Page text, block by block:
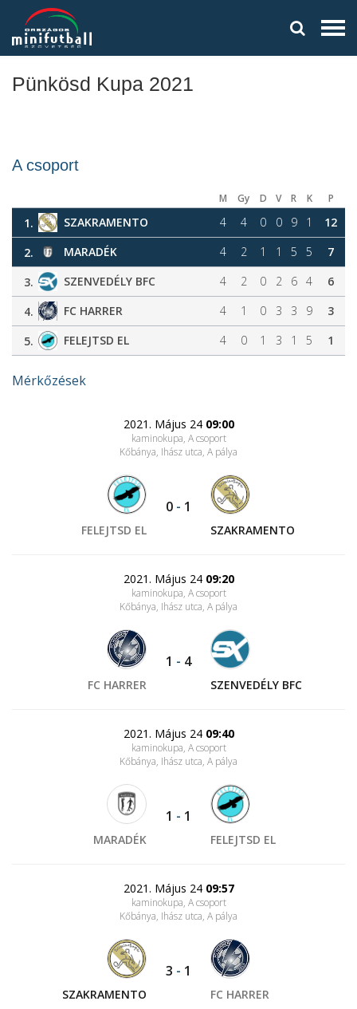
Pünkösd Kupa 2021
A csoport
M Gy D V R K P
1. SZAKRAMENTO 4 4 0 0 9 1
12
2.
MARADÉK 4 2 1 1 5 5
7
3.
SZENVEDÉLY BFC 4 2 0 2 6 4
6
4.
FC HARRER 4 1 0 3 3 9
3
5.
FELEJTSD EL 4 0 1 3 1 5 1
Mérkőzések
2021. Május 24 09:00
kaminokupa, A csoport
Kőbánya, Ihász utca, A pálya
FELEJTSD EL
0 - 1
SZAKRAMENTO
2021. Május 24 09:20
kaminokupa, A csoport
Kőbánya, Ihász utca, A pálya
FC HARRER
1 - 4
SZENVEDÉLY BFC
2021. Május 24 09:40
kaminokupa, A csoport
Kőbánya, Ihász utca, A pálya
MARADÉK
1 - 1
FELEJTSD EL
2021. Május 24 09:57
kaminokupa, A csoport
Kőbánya, Ihász utca, A pálya
SZAKRAMENTO
3 - 1
FC HARRER